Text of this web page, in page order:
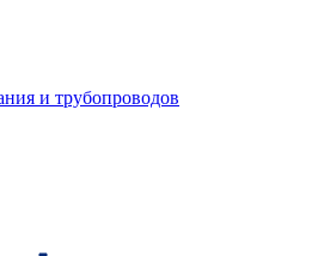
и трубопроводов